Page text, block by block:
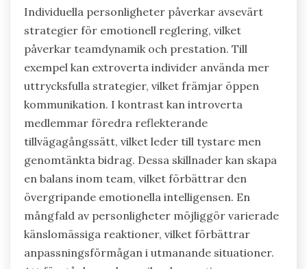
Individuella personligheter påverkar avsevärt
strategier för emotionell reglering, vilket
påverkar teamdynamik och prestation. Till
exempel kan extroverta individer använda mer
uttrycksfulla strategier, vilket främjar öppen
kommunikation. I kontrast kan introverta
medlemmar föredra reflekterande
tillvägagångssätt, vilket leder till tystare men
genomtänkta bidrag. Dessa skillnader kan skapa
en balans inom team, vilket förbättrar den
övergripande emotionella intelligensen. En
mångfald av personligheter möjliggör varierade
känslomässiga reaktioner, vilket förbättrar
anpassningsförmågan i utmanande situationer.